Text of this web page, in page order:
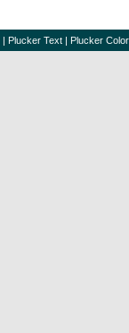
| Plucker Text | Plucker Color